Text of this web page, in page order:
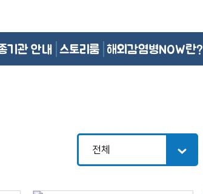
기관 안내 스토리룸 해외감염병NOW란?